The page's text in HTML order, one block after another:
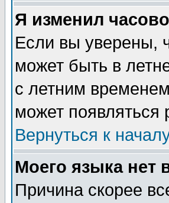
Я изменил
Если вы уверены,
может быть в
с летним
может
Вернуться к
Моего языка нет
Причина скорее